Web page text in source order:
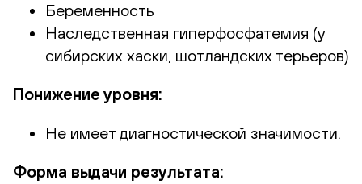
Беременность
Наследственная гиперфосфатемия (у
сибирских хаски, шотландских терьеров)
Понижение уровня:
Не имеет диагностической значимости.
Форма выдачи результата: